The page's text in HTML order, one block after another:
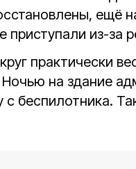
ещё
из-за
практически
на здание
с беспилотника.